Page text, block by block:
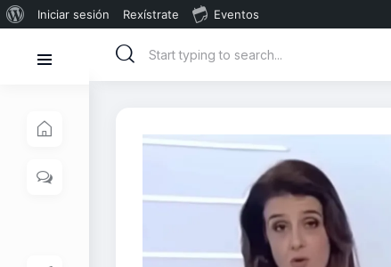
Iniciar sesión Rexístrate Eventos